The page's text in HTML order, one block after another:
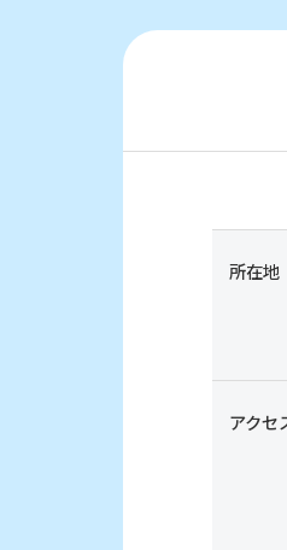
所在地
アクセ